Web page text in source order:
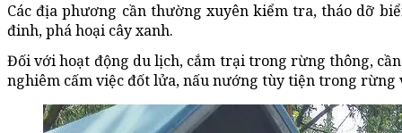
Các địa phương cần thường xuyên kiểm tra, tháo dỡ
đinh, phá hoại cây xanh.
Đối với hoạt động du lịch, cắm trại trong rừng thông,
nghiêm cấm việc đốt lửa, nấu nướng tùy tiện trong rừng